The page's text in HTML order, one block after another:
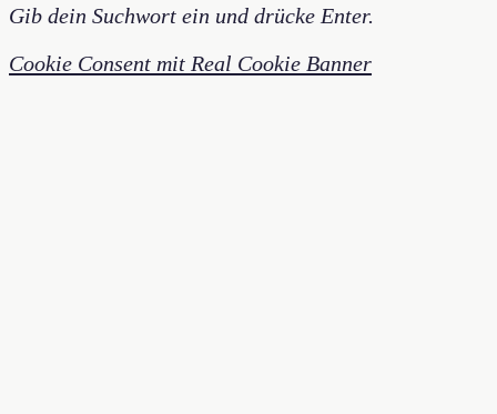
Gib dein Suchwort ein und drücke Enter.
Cookie Consent mit Real Cookie Banner